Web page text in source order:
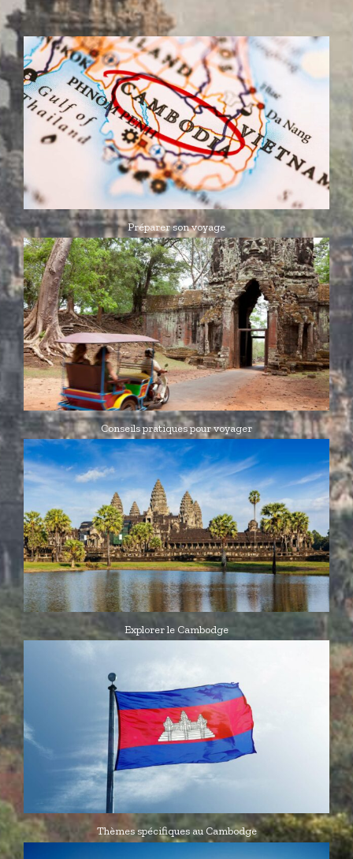
Préparer son voyage
Conseils pratiques pour voyager
Explorer le Cambodge
Thèmes spécifiques au Cambodge